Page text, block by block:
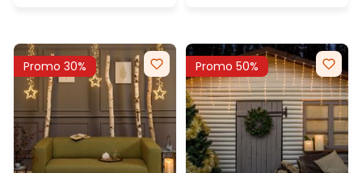
Promo 30% Promo 50%